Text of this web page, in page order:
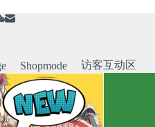
Shopmode 访客互动区